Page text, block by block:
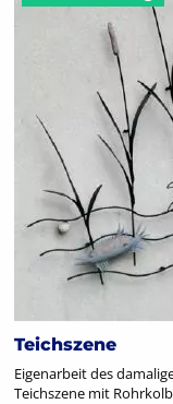
Teichszene
Eigenarbeit des
Teichszene mit